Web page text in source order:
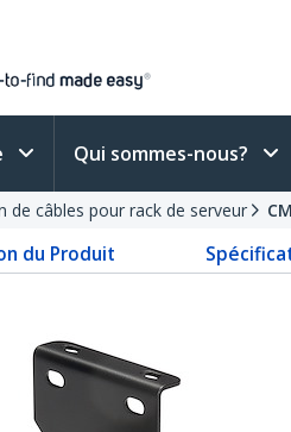
Qui sommes-nous?
de câbles pour rack de serveur
du Produit